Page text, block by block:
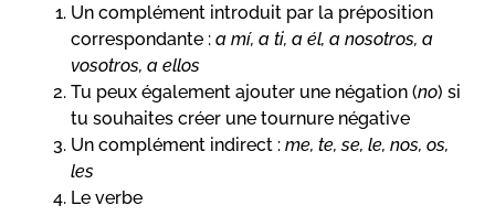
Un complément introduit par la préposition
correspondante : a mí, a ti, a él, a nosotros, a
vosotros, a ellos
Tu peux également ajouter une négation (no) si
tu souhaites créer une tournure négative
Un complément indirect : me, te, se, le, nos, os,
les
Le verbe